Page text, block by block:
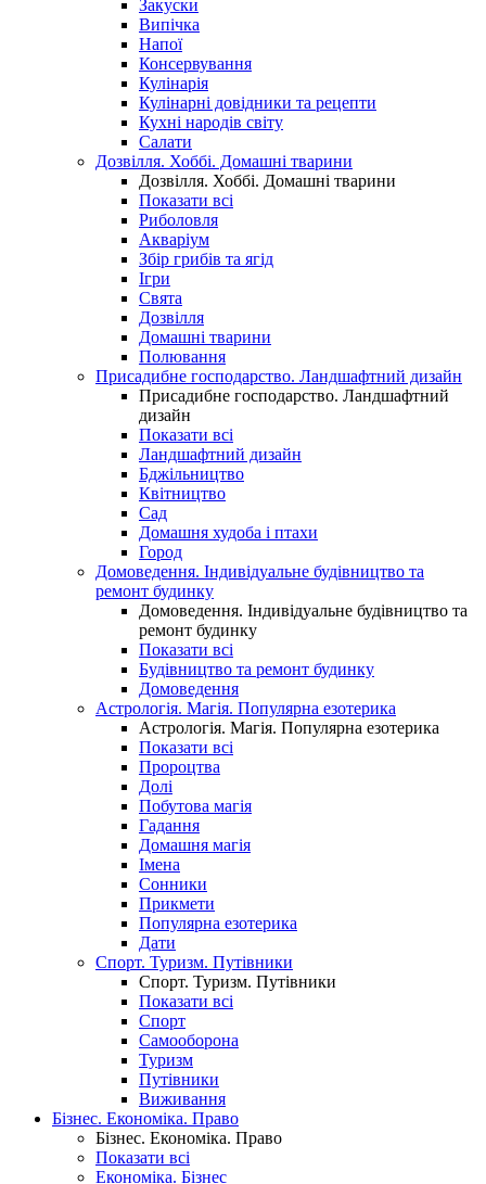
Закуски
Випічка
Напої
Консервування
Кулінарія
Кулінарні довідники та рецепти
Кухні народів світу
Салати
Дозвілля. Хоббі. Домашні тварини
Дозвілля. Хоббі. Домашні тварини
Показати всі
Риболовля
Акваріум
Збір грибів та ягід
Ігри
Свята
Дозвілля
Домашні тварини
Полювання
Присадибне господарство. Ландшафтний дизайн
Присадибне господарство. Ландшафтний
дизайн
Показати всі
Ландшафтний дизайн
Бджільництво
Квітництво
Сад
Домашня худоба і птахи
Город
Домоведення. Індивідуальне будівництво та
ремонт будинку
Домоведення. Індивідуальне будівництво та
ремонт будинку
Показати всі
Будівництво та ремонт будинку
Домоведення
Астрологія. Магія. Популярна езотерика
Астрологія. Магія. Популярна езотерика
Показати всі
Пророцтва
Долі
Побутова магія
Гадання
Домашня магія
Імена
Сонники
Прикмети
Популярна езотерика
Дати
Спорт. Туризм. Путівники
Спорт. Туризм. Путівники
Показати всі
Спорт
Самооборона
Туризм
Путівники
Виживання
Бізнес. Економіка. Право
Бізнес. Економіка. Право
Показати всі
Економіка. Бізнес